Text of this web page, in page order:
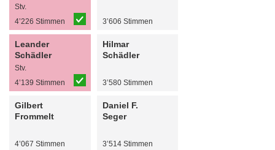
Stv.
4’226 Stimmen
Leander
Schädler
Stv.
4’139 Stimmen
Gilbert
Frommelt
4’067 Stimmen
3’606 Stimmen
Hilmar
Schädler
3’580 Stimmen
Daniel F.
Seger
3’514 Stimmen